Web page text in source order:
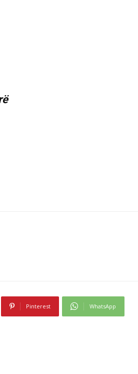
Pinterest WhatsApp